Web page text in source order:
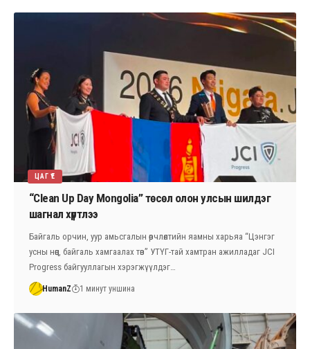
ЦАГ ҮЕ
“Clean Up Day Mongolia” төсөл олон улсын шилдэг
шагнал хүртлээ
Байгаль орчин, уур амьсгалын өөрчлөлтийн яамны харьяа “Цэнгэг
усны нөөц, байгаль хамгаалах төв” УТҮГ-тай хамтран ажилладаг JCI
Progress байгууллагын хэрэгжүүлдэг…
HumanZ 1 минут уншина